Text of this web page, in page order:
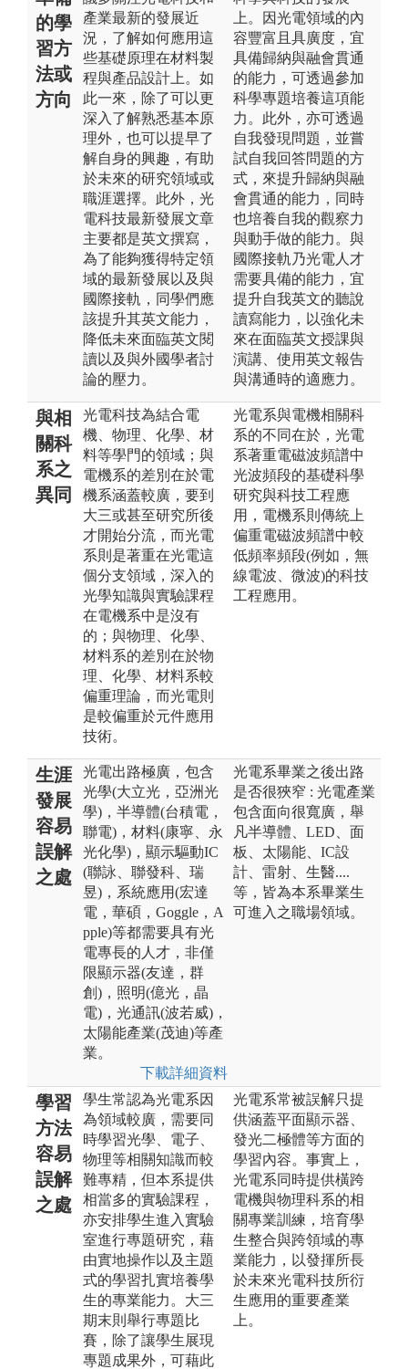
的學
習方
法或
方向
產業最新的發展近
況，了解如何應用這
些基礎原理在材料製
程與產品設計上。如
此一來，除了可以更
深入了解熟悉基本原
理外，也可以提早了
解自身的興趣，有助
於未來的研究領域或
職涯選擇。此外，光
電科技最新發展文章
主要都是英文撰寫，
為了能夠獲得特定領
域的最新發展以及與
國際接軌，同學們應
該提升其英文能力，
降低未來面臨英文閱
讀以及與外國學者討
論的壓力。
上。因光電領域的內
容豐富且具廣度，宜
具備歸納與融會貫通
的能力，可透過參加
科學專題培養這項能
力。此外，亦可透過
自我發現問題，並嘗
試自我回答問題的方
式，來提升歸納與融
會貫通的能力，同時
也培養自我的觀察力
與動手做的能力。與
國際接軌乃光電人才
需要具備的能力，宜
提升自我英文的聽說
讀寫能力，以強化未
來在面臨英文授課與
演講、使用英文報告
與溝通時的適應力。
與相
關科
系之
異同
光電科技為結合電
機、物理、化學、材
料等學門的領域；與
電機系的差別在於電
機系涵蓋較廣，要到
大三或甚至研究所後
才開始分流，而光電
系則是著重在光電這
個分支領域，深入的
光學知識與實驗課程
在電機系中是沒有
的；與物理、化學、
材料系的差別在於物
理、化學、材料系較
偏重理論，而光電則
是較偏重於元件應用
技術。
光電系與電機相關科
系的不同在於，光電
系著重電磁波頻譜中
光波頻段的基礎科學
研究與科技工程應
用，電機系則傳統上
偏重電磁波頻譜中較
低頻率頻段(例如，無
線電波、微波)的科技
工程應用。
生涯
發展
容易
誤解
之處
光電出路極廣，包含
光學(大立光，亞洲光
學)，半導體(台積電，
聯電)，材料(康寧、永
光化學)，顯示驅動IC
(聯詠、聯發科、瑞
昱)，系統應用(宏達
電，華碩，Goggle，A
pple)等都需要具有光
電專長的人才，非僅
限顯示器(友達，群
創)，照明(億光，晶
電)，光通訊(波若威)，
太陽能產業(茂迪)等產
業。
下載詳細資料
光電系畢業之後出路
是否很狹窄 : 光電產業
包含面向很寬廣，舉
凡半導體、LED、面
板、太陽能、IC設
計、雷射、生醫....
等，皆為本系畢業生
可進入之職場領域。
學習
方法
容易
誤解
之處
學生常認為光電系因
為領域較廣，需要同
時學習光學、電子、
物理等相關知識而較
難專精，但本系提供
相當多的實驗課程，
亦安排學生進入實驗
室進行專題研究，藉
由實地操作以及主題
式的學習扎實培養學
生的專業能力。大三
期末則舉行專題比
賽，除了讓學生展現
專題成果外，可藉此
光電系常被誤解只提
供涵蓋平面顯示器、
發光二極體等方面的
學習內容。事實上，
光電系同時提供橫跨
電機與物理科系的相
關專業訓練，培育學
生整合與跨領域的專
業能力，以發揮所長
於未來光電科技所衍
生應用的重要產業
上。